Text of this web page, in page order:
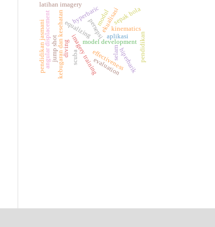
effectiveness
selam
model development
imagery training aplikasi
persepsi
kebugaran dan kesehatanequalizing
hyperbaric
scuba
diving
ekualisasi
hiperbarik
jump shot
latihan imagery
kinematics
angular displacement pendidikan
pendidikan jasmani
sepak bola
modul
evaluation